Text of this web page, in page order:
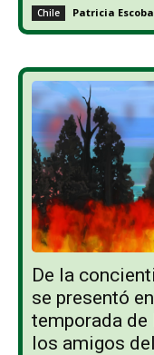
Chile Patricia
De la
se presentó
temporada de
los amigos